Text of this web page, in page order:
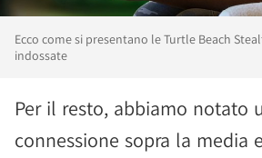
Ecco come si presentano le Turtle Beach
indossate
Per il resto, abbiamo notato
connessione sopra la media